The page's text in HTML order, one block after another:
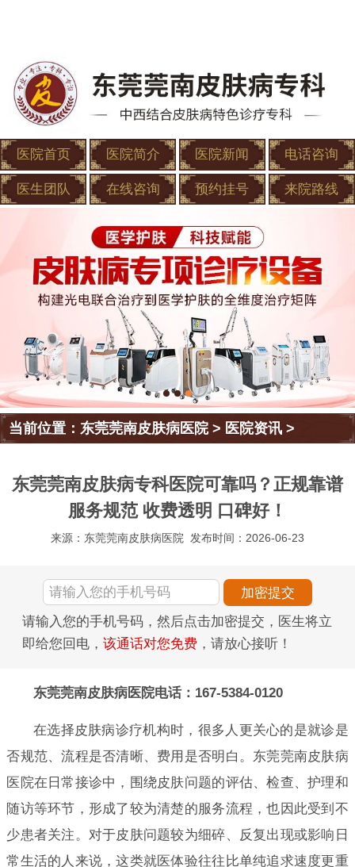
医院首页 医院简介 医院新闻 电话咨询
医生团队 在线咨询 预约挂号 来院路线
当前位置：东莞莞南皮肤病医院> 医院资讯 >
东莞莞南皮肤病专科医院可靠吗？正规靠谱
服务规范 收费透明 口碑好！
来源：东莞莞南皮肤病医院 发布时间：2026-06-23
请输入您的手机号码，然后点击加密提交，医生将立
即给您回电， 该通话对您免费 ，请放心接听！
东莞莞南皮肤病医院电话：167-5384-0120
在选择皮肤病诊疗机构时，很多人更关心的是就诊是
否规范、流程是否清晰、费用是否明白。东莞莞南皮肤病
医院在日常接诊中，围绕皮肤问题的评估、检查、护理和
随访等环节，形成了较为清楚的服务流程，也因此受到不
少患者关注。对于皮肤问题较为细碎、反复出现或影响日
常生活的人来说，这类就医体验往往比单纯追求速度更重